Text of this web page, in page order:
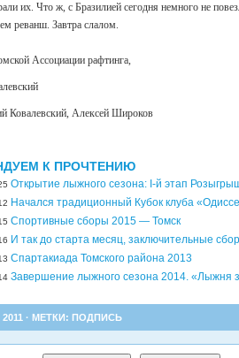
их. Что ж, с Бразилией сегодня немного не
реванш. Завтра слалом.
Ассоциации рафтинга,
Ковалевский, Алексей Широков
К ПРОЧТЕНИЮ
Открытие лыжного сезона: I‑й этап
Начался традиционный Кубок клуба
Спортивные сборы 2015 — Томск
И так до старта месяц, заключительные
Спартакиада Томского района 2013
Завершение лыжного сезона 2014. «Лыжня
· МЕТКИ: ПОДПИСЬ